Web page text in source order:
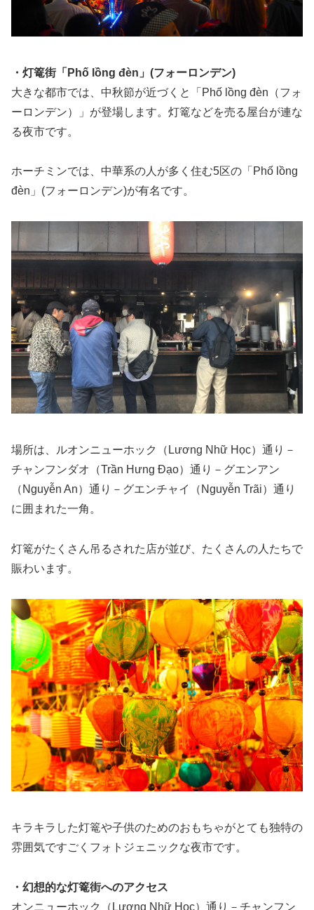
・灯篭街「Phố lồng đèn」(フォーロンデン)
大きな都市では、中秋節が近づくと「Phố lồng đèn（フォ
ーロンデン）」が登場します。灯篭などを売る屋台が連な
る夜市です。
ホーチミンでは、中華系の人が多く住む5区の「Phố lồng
đèn」(フォーロンデン)が有名です。
場所は、ルオンニューホック（Lương Nhữ Học）通り－
チャンフンダオ（Trần Hưng Đạo）通り－グエンアン
（Nguyễn An）通り－グエンチャイ（Nguyễn Trãi）通り
に囲まれた一角。
灯篭がたくさん吊るされた店が並び、たくさんの人たちで
賑わいます。
キラキラした灯篭や子供のためのおもちゃがとても独特の
雰囲気ですごくフォトジェニックな夜市です。
・幻想的な灯篭街へのアクセス
オンニューホック（Lương Nhữ Học）通り－チャンフン